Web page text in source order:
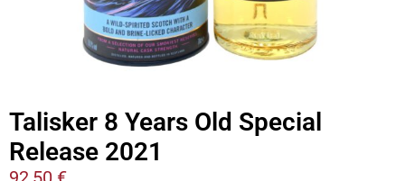
Talisker 8 Years Old Special
Release 2021